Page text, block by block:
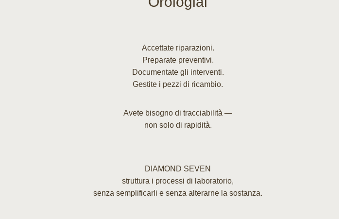
Accettate riparazioni.
Preparate preventivi.
Documentate gli interventi.
Gestite i pezzi di ricambio.
Avete bisogno di tracciabilità —
non solo di rapidità.
DIAMOND SEVEN
struttura i processi di laboratorio,
senza semplificarli e senza alterarne la sostanza.